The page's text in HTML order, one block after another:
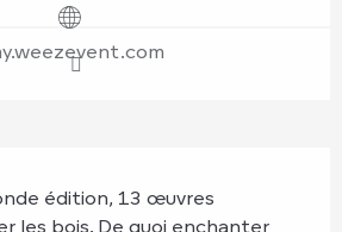
édition, 13 œuvres
les bois. De quoi enchanter